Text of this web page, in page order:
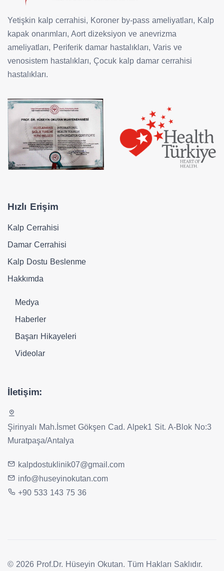
Yetişkin kalp cerrahisi, Koroner by-pass ameliyatları, Kalp
kapak onarımları, Aort dizeksiyon ve anevrizma
ameliyatları, Periferik damar hastalıkları, Varis ve
venosistem hastalıkları, Çocuk kalp damar cerrahisi
hastalıkları.
Hızlı Erişim
Kalp Cerrahisi
Damar Cerrahisi
Kalp Dostu Beslenme
Hakkımda
Medya
Haberler
Başarı Hikayeleri
Videolar
İletişim:
Şirinyalı Mah.İsmet Gökşen Cad. Alpek1 Sit. A-Blok No:3
Muratpaşa/Antalya
kalpdostuklinik07@gmail.com
info@huseyinokutan.com
+90 533 143 75 36
© 2026 Prof.Dr. Hüseyin Okutan. Tüm Hakları Saklıdır.